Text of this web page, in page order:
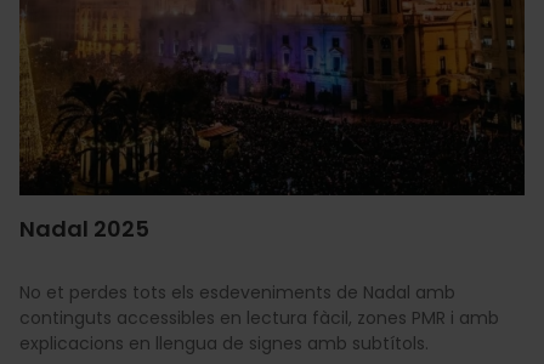
Nadal 2025
No et perdes tots els esdeveniments de Nadal amb
continguts accessibles en lectura fàcil, zones PMR i amb
explicacions en llengua de signes amb subtítols.